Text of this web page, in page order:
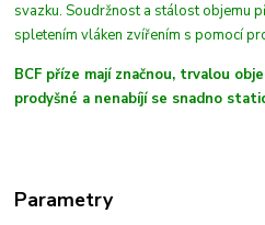
svazku. Soudržnost a stálost objemu
spletením vláken zvířením s pomocí
BCF příze mají značnou, trvalou
prodyšné a nenabíjí se snadno
Parametry